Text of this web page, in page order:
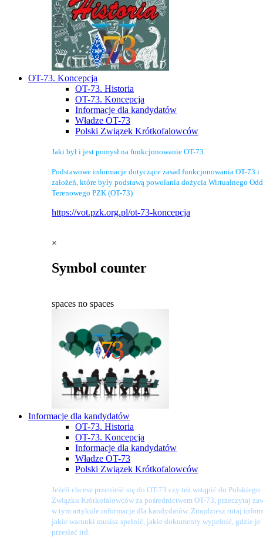
OT-73. Koncepcja
OT-73. Historia
OT-73. Koncepcja
Informacje dla kandydatów
Władze OT-73
Polski Związek Krótkofalowców
Jaki był i jest pomysł na funkcjonowanie OT-73.
Podstawowe informacje dotyczące zasad funkcjonowania OT-73 i
założeń, które były podstawą powołania dożycia Wirtualnego
Terenowego PZK (OT-73)
https://vot.pzk.org.pl/ot-73-koncepcja
×
Symbol counter
spaces no spaces
Informacje dla kandydatów
OT-73. Historia
OT-73. Koncepcja
Informacje dla kandydatów
Władze OT-73
Polski Związek Krótkofalowców
Jeżeli chcesz przenieść się do OT-73 czy też wstąpić do Polskiego
Związku Krótkofalowców za pośrednictwem OT-73, przeczytaj
w tym artykule informacje dla kandydatów. Znajdziesz tutaj
jakie warunki musisz spełnić, jakie dokumenty wypełnić, gdzie je
przesłać itd.